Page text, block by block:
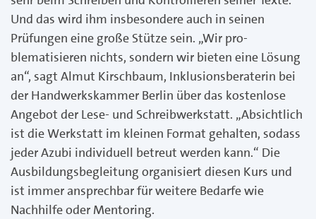
Und das wird ihm insbe­sondere auch in seinen
Prüfungen eine große Stütze sein. „Wir pro­
blematisieren nichts, sondern wir bieten eine Lösung
an“, sagt Al­mut Kirschbaum, Inklusionsberaterin bei
der Handwerkskammer Berlin über das kostenlose
Angebot der Lese- und Schreibwerk­statt. „Absichtlich
ist die Werkstatt im kleinen Format gehalten, sodass
jeder Azubi individuell betreut werden kann.“ Die
Ausbil­dungsbegleitung organisiert diesen Kurs und
ist immer ansprech­bar für weitere Bedarfe wie
Nachhilfe oder Mentoring.